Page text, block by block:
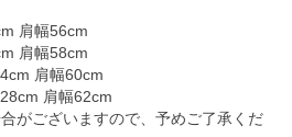
肩幅56cm
肩幅58cm
肩幅60cm
肩幅62cm
がございますので、予めご了承くだ